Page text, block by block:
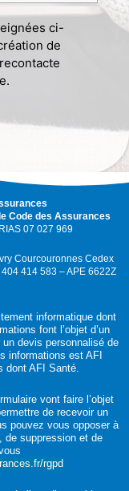
ci-
de
Code des Assurances
07 027 969
Courcouronnes Cedex
414 583 – APE 6622Z
informatique dont
font l’objet d’un
devis personnalisé de
informations est AFI
dont AFI Santé.
vont faire l’objet
de recevoir un
pouvez vous opposer à
de suppression et de
rgpd